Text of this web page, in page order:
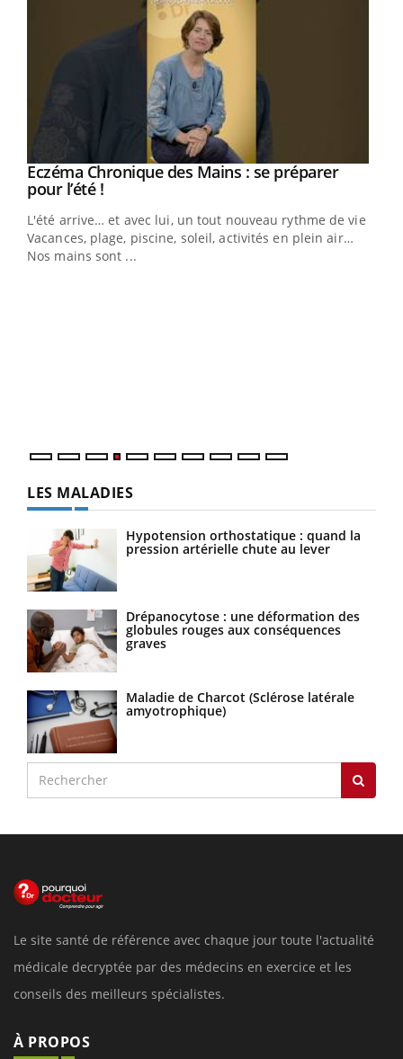
Youtube
Eczéma Chronique des Mains : se préparer
pour l’été !Youtube
L'été arrive… et avec lui, un tout nouveau rythme de vie !
Vacances, plage, piscine, soleil, activités en plein air…
Nos mains sont ...
LES MALADIES
Hypotension orthostatique : quand la
pression artérielle chute au lever
Drépanocytose : une déformation des
globules rouges aux conséquences
graves
Maladie de Charcot (Sclérose latérale
amyotrophique)
Le site santé de référence avec chaque jour toute l'actualité
médicale decryptée par des médecins en exercice et les
conseils des meilleurs spécialistes.
À PROPOS